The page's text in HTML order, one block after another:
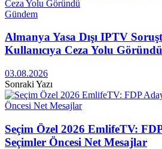
Gündem
Almanya Yasa Dışı IPTV
Kullanıcıya Ceza Yolu Göründü
03.08.2026
Sonraki Yazı
Seçim Özel 2026 EmlifeTV:
Seçimler Öncesi Net Mesajlar